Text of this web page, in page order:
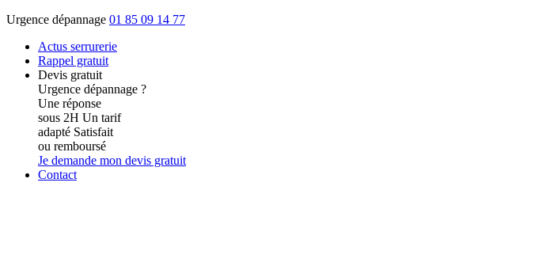
Urgence dépannage 01 85 09 14 77
Actus serrurerie
Rappel gratuit
Devis gratuit
Urgence dépannage ?
Une réponse
sous 2H Un tarif
adapté Satisfait
ou remboursé
Je demande mon devis gratuit
Contact